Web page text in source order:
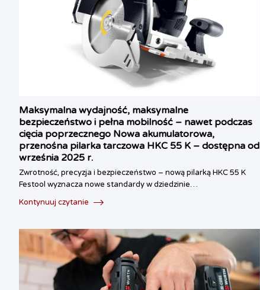
Maksymalna wydajność, maksymalne
bezpieczeństwo i pełna mobilność – nawet podczas
cięcia poprzecznego Nowa akumulatorowa,
przenośna pilarka tarczowa HKC 55 K – dostępna od
września 2025 r.
Zwrotność, precyzja i bezpieczeństwo – nową pilarką HKC 55 K
Festool wyznacza nowe standardy w dziedzinie…
Kontynuuj czytanie